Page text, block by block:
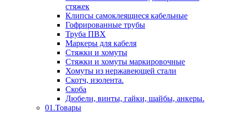
стяжек
Клипсы самоклеящиеся кабельные
Гофрированные трубы
Труба ПВХ
Маркеры для кабеля
Стяжки и хомуты
Стяжки и хомуты маркировочные
Хомуты из нержавеющей стали
Скотч, изолента.
Скоба
Дюбели, винты, гайки, шайбы, анкеры.
01.Товары